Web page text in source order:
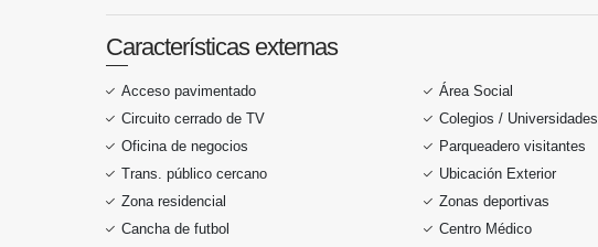
Características externas
Acceso pavimentado Área Social
Circuito cerrado de TV
Colegios / Universidades
Oficina de negocios
Parqueadero visitantes
Trans. público cercano
Ubicación Exterior
Zona residencial
Zonas deportivas
Cancha de futbol
Centro Médico